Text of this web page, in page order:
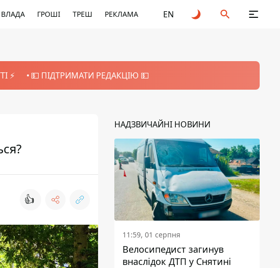
ВЛАДА ГРОШІ ТРЕШ РЕКЛАМА EN
⚡️ 💵 ПІДТРИМАТИ РЕДАКЦІЮ 💵
👍
НАДЗВИЧАЙНІ НОВИНИ
11:59, 01 серпня
Велосипедист загинув
внаслідок ДТП у Снятині